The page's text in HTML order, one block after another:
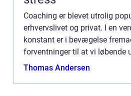
Coaching er blevet utrolig
erhvervslivet og privat. I en
konstant er i bevægelse
forventninger til at vi løbende
at flere og flere stiller h&osl...
Thomas Andersen